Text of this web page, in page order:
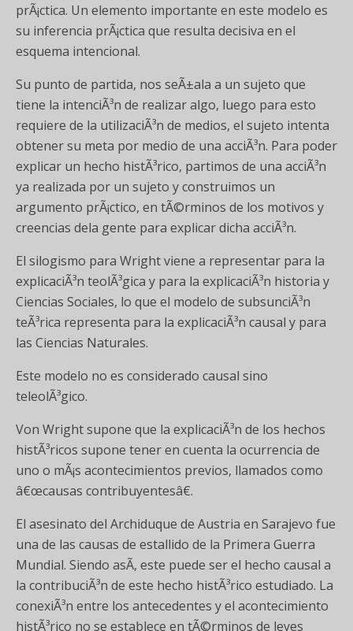
prÃ¡ctica. Un elemento importante en este modelo es
su inferencia prÃ¡ctica que resulta decisiva en el
esquema intencional.
Su punto de partida, nos seÃ±ala a un sujeto que
tiene la intenciÃ³n de realizar algo, luego para esto
requiere de la utilizaciÃ³n de medios, el sujeto intenta
obtener su meta por medio de una acciÃ³n. Para poder
explicar un hecho histÃ³rico, partimos de una acciÃ³n
ya realizada por un sujeto y construimos un
argumento prÃ¡ctico, en tÃ©rminos de los motivos y
creencias dela gente para explicar dicha acciÃ³n.
El silogismo para Wright viene a representar para la
explicaciÃ³n teolÃ³gica y para la explicaciÃ³n historia y
Ciencias Sociales, lo que el modelo de subsunciÃ³n
teÃ³rica representa para la explicaciÃ³n causal y para
las Ciencias Naturales.
Este modelo no es considerado causal sino
teleolÃ³gico.
Von Wright supone que la explicaciÃ³n de los hechos
histÃ³ricos supone tener en cuenta la ocurrencia de
uno o mÃ¡s acontecimientos previos, llamados como
â€œcausas contribuyentesâ€.
El asesinato del Archiduque de Austria en Sarajevo fue
una de las causas de estallido de la Primera Guerra
Mundial. Siendo asÃ­, este puede ser el hecho causal a
la contribuciÃ³n de este hecho histÃ³rico estudiado. La
conexiÃ³n entre los antecedentes y el acontecimiento
histÃ³rico no se establece en tÃ©rminos de leyes